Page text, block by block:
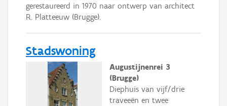
gerestaureerd in 1970 naar ontwerp van architect
R. Platteeuw (Brugge).
Stadswoning
Augustijnenrei 3
(Brugge)
Diephuis van vijf/drie
traveeën en twee